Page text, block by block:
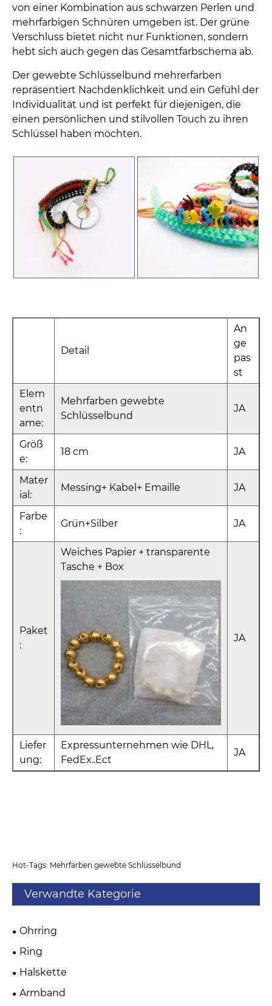
von einer Kombination aus schwarzen Perlen und
mehrfarbigen Schnüren umgeben ist. Der grüne
Verschluss bietet nicht nur Funktionen, sondern
hebt sich auch gegen das Gesamtfarbschema ab.
Der gewebte Schlüsselbund mehrerfarben
repräsentiert Nachdenklichkeit und ein Gefühl der
Individualität und ist perfekt für diejenigen, die
einen persönlichen und stilvollen Touch zu ihren
Schlüssel haben möchten.
Detail
An
ge
pas
st
Elem
entn
ame:
Mehrfarben gewebte
Schlüsselbund
JA
Größ
e:
18 cm JA
Mater
ial:
Messing+ Kabel+ Emaille JA
Farbe
:
Grün+Silber JA
Paket
:
Weiches Papier + transparente
Tasche + Box
JA
Liefer
ung:
Expressunternehmen wie DHL,
FedEx..Ect
JA
Hot-Tags: Mehrfarben gewebte Schlüsselbund
Verwandte Kategorie
Ohrring
Ring
Halskette
Armband